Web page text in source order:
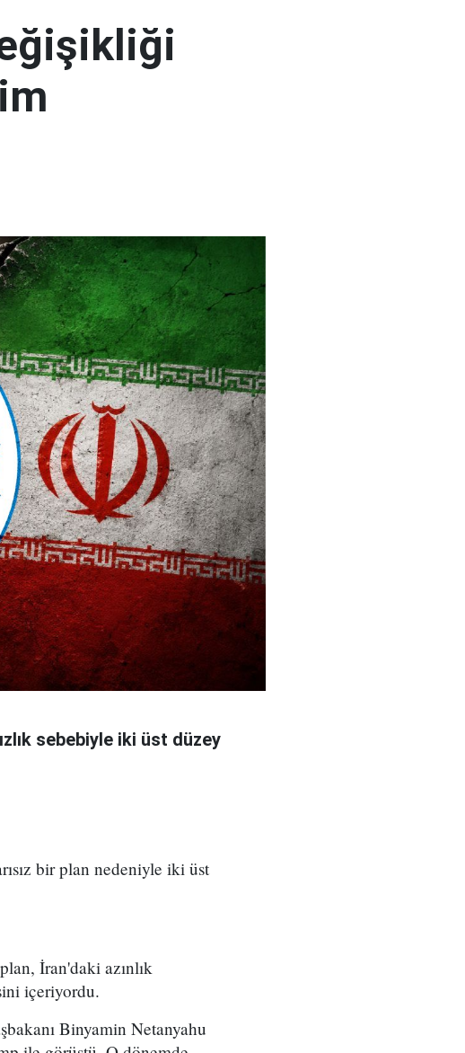
sebebiyle iki üst düzey
bir plan nedeniyle iki üst
İran'daki azınlık
içeriyordu.
Binyamin Netanyahu